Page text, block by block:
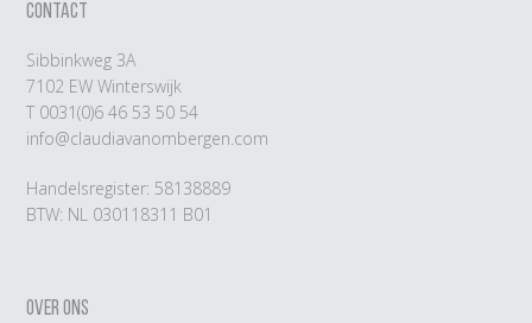
CONTACT
Sibbinkweg 3A
7102 EW Winterswijk
T 0031(0)6 46 53 50 54
info@claudiavanombergen.com
Handelsregister: 58138889
BTW: NL 030118311 B01
OVER ONS